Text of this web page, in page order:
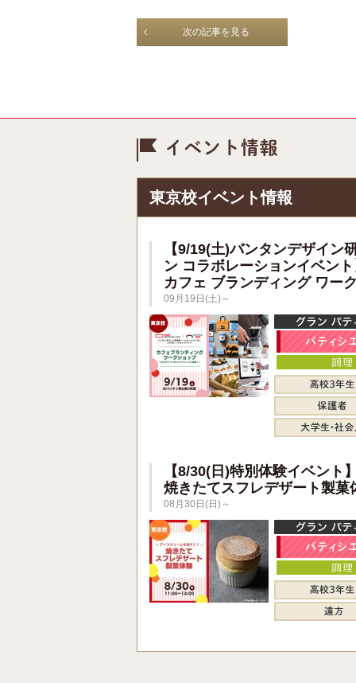
次の記事を見る
東京校イベント情報
【9/19(土)バンタンデザイン
ン コラボレーションイベン
カフェ ブランディング ワー
09月19日(土)～
【8/30(日)特別体験イベント
焼きたてスフレデザート製菓
08月30日(日)～